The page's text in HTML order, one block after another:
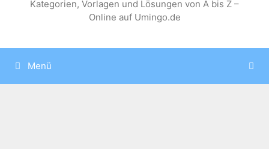
Kategorien, Vorlagen und Lösungen von A bis Z –
Online auf Umingo.de
Menü